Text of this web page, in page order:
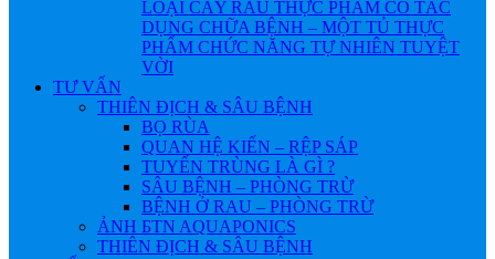
LOẠI CÂY RAU THỰC PHẨM CÓ TÁC
DỤNG CHỮA BỆNH – MỘT TỦ THỰC
PHẨM CHỨC NĂNG TỰ NHIÊN TUYỆT
VỜI
TƯ VẤN
THIÊN ĐỊCH & SÂU BỆNH
BỌ RÙA
QUAN HỆ KIẾN – RỆP SÁP
TUYẾN TRÙNG LÀ GÌ ?
SÂU BỆNH – PHÒNG TRỪ
BỆNH Ở RAU – PHÒNG TRỪ
ẢNH БTN AQUAPONICS
THIÊN ĐỊCH & SÂU BỆNH